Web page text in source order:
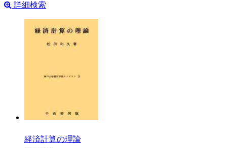
詳細検索
経済計算の理論